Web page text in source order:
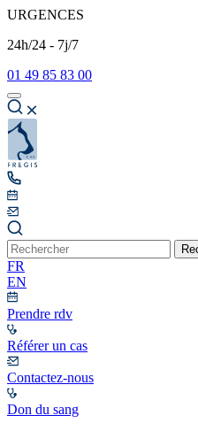
URGENCES
24h/24 - 7j/7
01 49 85 83 00
FR
EN
Prendre rdv
Référer un cas
Contactez-nous
Don du sang